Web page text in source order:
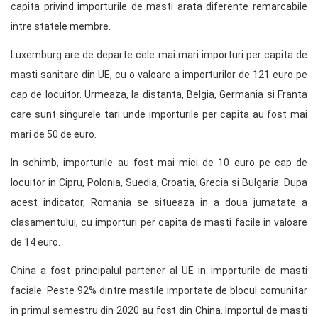
capita privind importurile de masti arata diferente remarcabile
intre statele membre.
Luxemburg are de departe cele mai mari importuri per capita de
masti sanitare din UE, cu o valoare a importurilor de 121 euro pe
cap de locuitor. Urmeaza, la distanta, Belgia, Germania si Franta
care sunt singurele tari unde importurile per capita au fost mai
mari de 50 de euro.
In schimb, importurile au fost mai mici de 10 euro pe cap de
locuitor in Cipru, Polonia, Suedia, Croatia, Grecia si Bulgaria. Dupa
acest indicator, Romania se situeaza in a doua jumatate a
clasamentului, cu importuri per capita de masti facile in valoare
de 14 euro.
China a fost principalul partener al UE in importurile de masti
faciale. Peste 92% dintre mastile importate de blocul comunitar
in primul semestru din 2020 au fost din China. Importul de masti